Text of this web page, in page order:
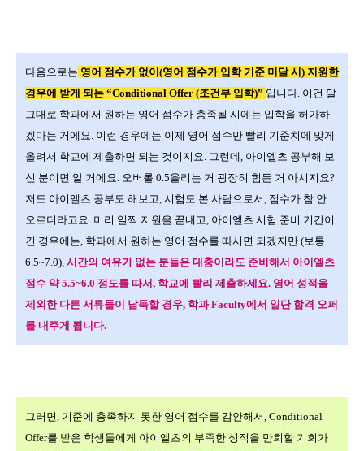
다음으로는 영어 점수가 없이 (영어 점수가 입학 기준 미달 시 ) 지원한
경우에 받게 되는 “Conditional Offer (조건부 입학)” 입니다 이건 말
그대로 학과에서 원하는 영어 점수가 충족될 시에는 입학을 허가하
겠다는 거에요 이런 경우에는 이제 영어 점수만 빨리 기준치에 맞게
올려서 학교에 제출하면 되는 것이지요
그런데 아이엘츠 공부해 보
신 분이면 알 거에요
오버롤 0.5올리는 거 굉장히 힘든 거 아시지요?
저도 아이엘츠 공부도 해보고 시험도 본 사람으로서 점수가 참 안
오르더라고요 미리 일찍 지원을 끝내고 아이엘츠 시험 준비 기간이
긴 경우에는 학과에서 원하는 영어 점수를 따시면 되겠지만 (보통
6.5~7.0), 시간의 여유가 없는 분들은 대충이라도 준비해서 아이엘츠
점수 약5.5~6.0 정도를 따서 , 학교에 빨리 제출하세요. 영어 성적을
제외한 다른 서류들이 납득할 경우, 학과Faculty에서 일단 합격 오퍼
를 내주게 됩니다.
그러면, 기준에 충족하지 못한 영어 점수를 감안해서 , Conditional
Offer를 받은 학생들에게 아이엘츠의 부족한 성적을 만회할 기회가